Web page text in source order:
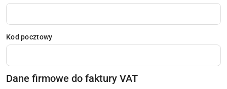
Kod pocztowy
Dane firmowe do faktury VAT